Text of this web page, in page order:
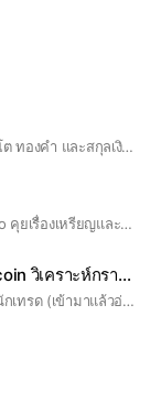
Community Crypto Gold Forex ( คริปโต ทองคำ และสกุลเงิน ) แบ่งปันความรู้ มี EA ช่วยเทรดให้ใช้ฟรี / วิเคราะห์ข่าว วิเคราะห์ตลาด #คริปโต #ทองคำ #EA
กลุ่มนี้สร้างขึ้นเพื่อม่วนจอยในโลก Crypto คุยเรื่องเหรียญและลงทุนแบบบ้านๆ เข้าใจง่ายๆ พร้อมเปิดมุมมองที่แตกต่างของทุกคน ☺️
Crypto Club : มือใหม่หัดเทรด Bitcoin วิเคราะห์กราฟฟรี
Bitcoin / Crypto แชร์ความรู้ฟรีกับเหล่านักเทรด (เข้ามาแล้วอ่านประกาศ + โน้ต) ในโน้ตมีความรู้ฟรี ❇️ สมัคร Binance กับ VIP Partner ของเราลดค่าธรรมเนียมมากที่สุด 45% (ลิงค์แท้ได้ส่วนลดจริง ลดตลอดการใช้งาน) *สมัครเองไม่ได้รับส่วนลดเพิ่ม* ❇️ ข้อมูลความรู้ทั้งหมดอยู่ในโน้ต : คลิปวิเคราะห์กราฟรายวัน, วิธีสมัครเว็บเทรดได้ลดค่าธรรมเนียมสูงสุด, สอนวิเคราะห์กราฟเบื้องต้น-ระดับสูงสุด (ฟรี), พื้นฐานความรู้สำหรับนักเทรดคริปโต ❇️ ห้อง Crypto Club สำหรับนักเทรดทุกคน ฟรีทุกอย่าง